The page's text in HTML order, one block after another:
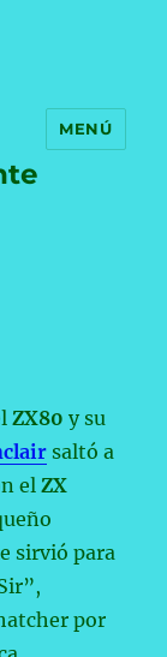
MENÚ
ZX80 y su
saltó a
elZX
sirvió para
por